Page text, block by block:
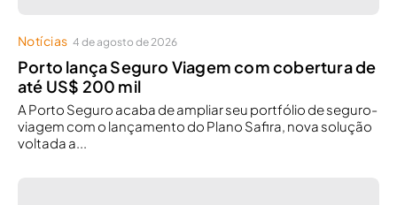
Notícias 4 de agosto de 2026
Porto lança Seguro Viagem com cobertura de
até US$ 200 mil
A Porto Seguro acaba de ampliar seu portfólio de seguro-
viagem com o lançamento do Plano Safira, nova solução
voltada a...